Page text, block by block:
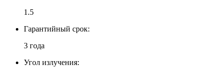
1.5
Гарантийный срок:
3 года
Угол излучения: